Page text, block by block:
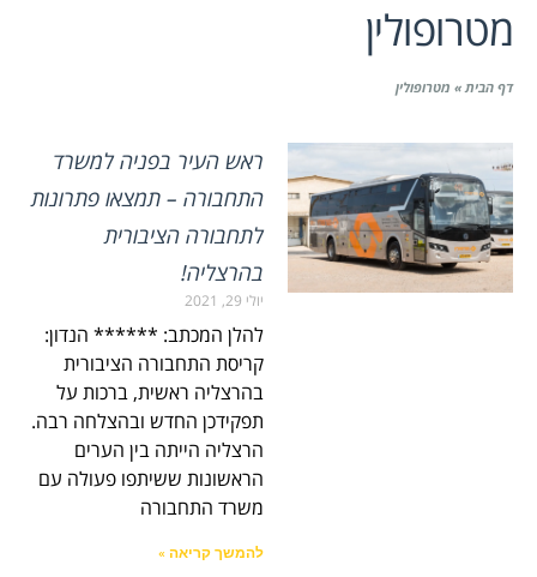
מטרופולין
דף הבית» מטרופולין
ראש העיר בפניה למשרד
התחבורה – תמצאו פתרונות
לתחבורה הציבורית
בהרצליה!
יולי 29, 2021
להלן המכתב: ****** הנדון:
קריסת התחבורה הציבורית
בהרצליה ראשית, ברכות על
תפקידכן החדש ובהצלחה רבה.
הרצליה הייתה בין הערים
הראשונות ששיתפו פעולה עם
משרד התחבורה
להמשך קריאה »